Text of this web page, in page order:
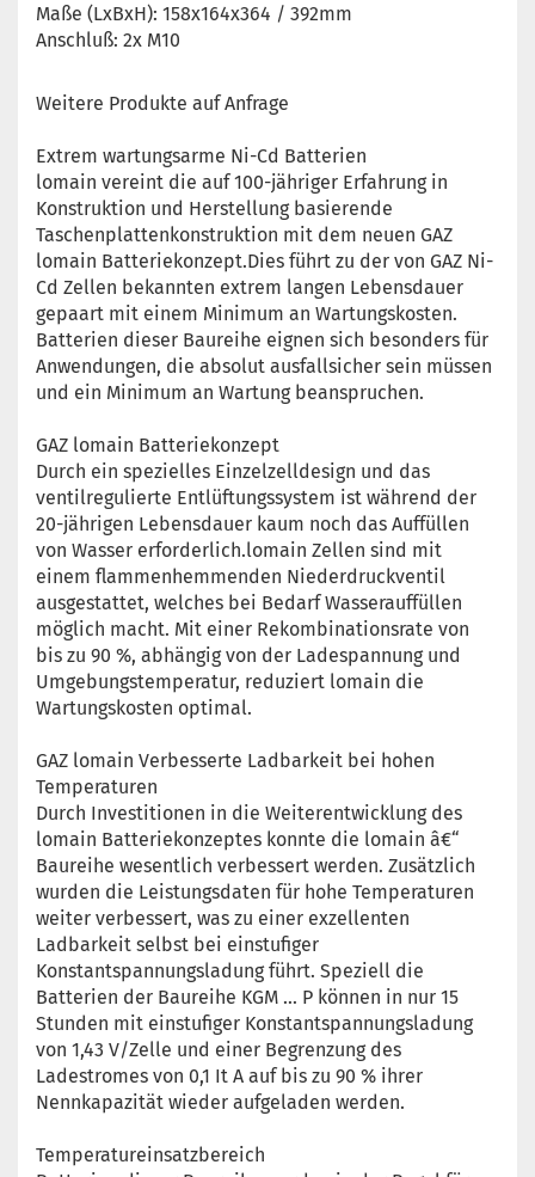
Maße (LxBxH): 158x164x364 / 392mm
Anschluß: 2x M10
Weitere Produkte auf Anfrage
Extrem wartungsarme Ni-Cd Batterien
lomain vereint die auf 100-jähriger Erfahrung in
Konstruktion und Herstellung basierende
Taschenplattenkonstruktion mit dem neuen GAZ
lomain Batteriekonzept.Dies führt zu der von GAZ Ni-
Cd Zellen bekannten extrem langen Lebensdauer
gepaart mit einem Minimum an Wartungskosten.
Batterien dieser Baureihe eignen sich besonders für
Anwendungen, die absolut ausfallsicher sein müssen
und ein Minimum an Wartung beanspruchen.
GAZ lomain Batteriekonzept
Durch ein spezielles Einzelzelldesign und das
ventilregulierte Entlüftungssystem ist während der
20-jährigen Lebensdauer kaum noch das Auffüllen
von Wasser erforderlich.lomain Zellen sind mit
einem flammenhemmenden Niederdruckventil
ausgestattet, welches bei Bedarf Wasserauffüllen
möglich macht. Mit einer Rekombinationsrate von
bis zu 90 %, abhängig von der Ladespannung und
Umgebungstemperatur, reduziert lomain die
Wartungskosten optimal.
GAZ lomain Verbesserte Ladbarkeit bei hohen
Temperaturen
Durch Investitionen in die Weiterentwicklung des
lomain Batteriekonzeptes konnte die lomain â€“
Baureihe wesentlich verbessert werden. Zusätzlich
wurden die Leistungsdaten für hohe Temperaturen
weiter verbessert, was zu einer exzellenten
Ladbarkeit selbst bei einstufiger
Konstantspannungsladung führt. Speziell die
Batterien der Baureihe KGM ... P können in nur 15
Stunden mit einstufiger Konstantspannungsladung
von 1,43 V/Zelle und einer Begrenzung des
Ladestromes von 0,1 It A auf bis zu 90 % ihrer
Nennkapazität wieder aufgeladen werden.
Temperatureinsatzbereich